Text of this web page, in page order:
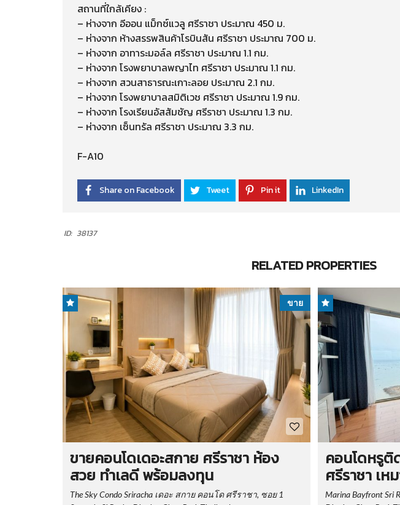
สถานที่ใกล้เคียง :
– ห่างจาก อีออน แม็กซ์แวลู ศรีราชา ประมาณ 450 ม.
– ห่างจาก ห้างสรรพสินค้าโรบินสัน ศรีราชา ประมาณ 700 ม.
– ห่างจาก อาทาระมอล์ล ศรีราชา ประมาณ 1.1 กม.
– ห่างจาก โรงพยาบาลพญาไท ศรีราชา ประมาณ 1.1 กม.
– ห่างจาก สวนสาธารณะเกาะลอย ประมาณ 2.1 กม.
– ห่างจาก โรงพยาบาลสมิติเวช ศรีราชา ประมาณ 1.9 กม.
– ห่างจาก โรงเรียนอัสสัมชัญ ศรีราชา ประมาณ 1.3 กม.
– ห่างจาก เซ็นทรัล ศรีราชา ประมาณ 3.3 กม.
F-A10
Share on Facebook Tweet Pin it LinkedIn
ID: 38137
RELATED PROPERTIES
ขาย
ขายคอนโดเดอะสกาย ศรีราชา ห้อง
สวย ทำเลดี พร้อมลงทุน
The Sky Condo Sriracha เดอะ สกาย คอนโด ศรีราชา, ซอย 1
คอนโดหรูติ
ศรีราชา เห
Marina Bayfront Sri